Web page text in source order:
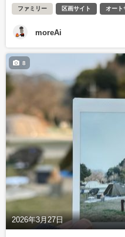
ファミリー 区画サイト オート
moreAi
2026年3月27日
8